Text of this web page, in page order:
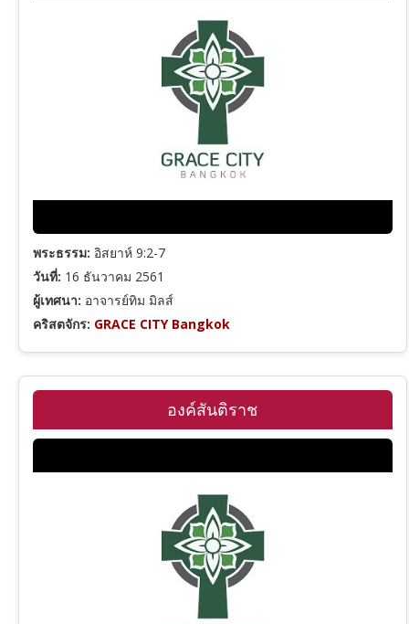
1 เธสะโลนิกา
พระธรรม: อิสยาห์ 9:2-7
วันที่: 16 ธันวาคม 2561
ผู้เทศนา: อาจารย์ทิม มิลส์
คริสตจักร: GRACE CITY Bangkok
องค์สันติราช